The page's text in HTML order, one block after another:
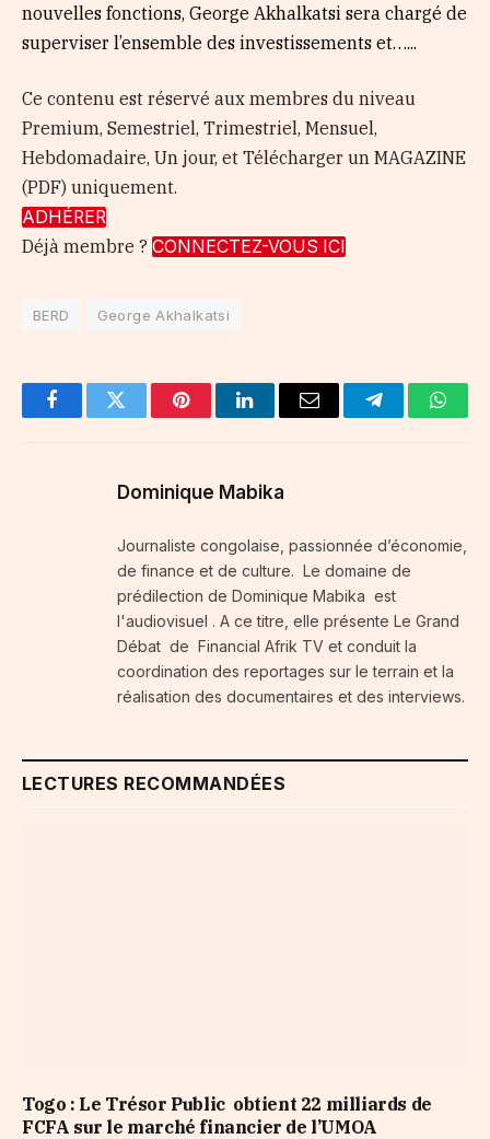
nouvelles fonctions, George Akhalkatsi sera chargé de
superviser l’ensemble des investissements et…...
Ce contenu est réservé aux membres du niveau
Premium, Semestriel, Trimestriel, Mensuel,
Hebdomadaire, Un jour, et Télécharger un MAGAZINE
(PDF) uniquement.
ADHÉRER
Déjà membre ? CONNECTEZ-VOUS ICI
BERD George Akhalkatsi
FacebookTwitter PinterestLinkedInEmail Telegram
Dominique Mabika
Journaliste congolaise, passionnée d’économie,
de finance et de culture. Le domaine de
prédilection de Dominique Mabika est
l'audiovisuel . A ce titre, elle présente Le Grand
Débat de Financial Afrik TV et conduit la
coordination des reportages sur le terrain et la
réalisation des documentaires et des interviews.
LECTURES RECOMMANDÉES
Togo : Le Trésor Public obtient 22 milliards de
FCFA sur le marché financier de l’UMOA